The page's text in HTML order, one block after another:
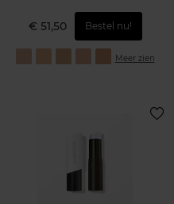
€ 51,50 Bestel nu!
Meer zien